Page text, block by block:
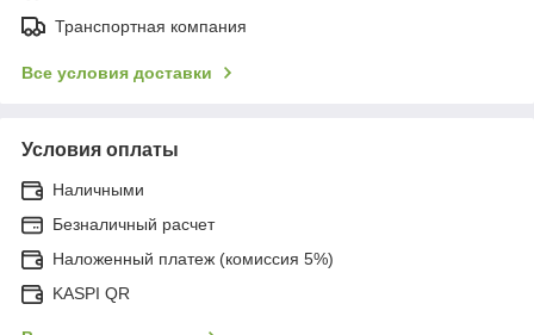
Транспортная компания
Все условия доставки
Условия оплаты
Наличными
Безналичный расчет
Наложенный платеж (комиссия 5%)
KASPI QR